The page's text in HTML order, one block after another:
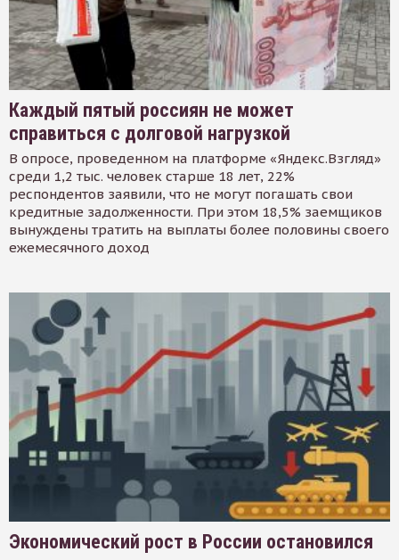
Каждый пятый россиян не может
справиться с долговой нагрузкой
В опросе, проведенном на платформе «Яндекс.Взгляд»
среди 1,2 тыс. человек старше 18 лет, 22%
респондентов заявили, что не могут погашать свои
кредитные задолженности. При этом 18,5% заемщиков
вынуждены тратить на выплаты более половины своего
ежемесячного доход
Экономический рост в России остановился